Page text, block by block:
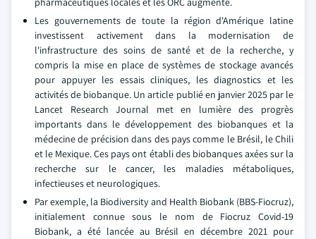
Les gouvernements de toute la région d'Amérique latine
investissent activement dans la modernisation de
l'infrastructure des soins de santé et de la recherche, y
compris la mise en place de systèmes de stockage avancés
pour appuyer les essais cliniques, les diagnostics et les
activités de biobanque. Un article publié en janvier 2025 par le
Lancet Research Journal met en lumière des progrès
importants dans le développement des biobanques et la
médecine de précision dans des pays comme le Brésil, le Chili
et le Mexique. Ces pays ont établi des biobanques axées sur la
recherche sur le cancer, les maladies métaboliques,
infectieuses et neurologiques.
Par exemple, la Biodiversity and Health Biobank (BBS-Fiocruz),
initialement connue sous le nom de Fiocruz Covid-19
Biobank, a été lancée au Brésil en décembre 2021 pour